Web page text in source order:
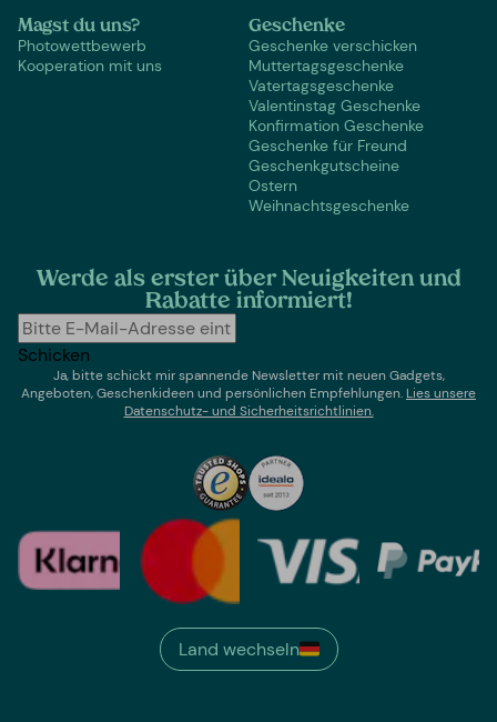
Magst du uns?
Photowettbewerb
Kooperation mit uns
Geschenke
Geschenke verschicken
Muttertagsgeschenke
Vatertagsgeschenke
Valentinstag Geschenke
Konfirmation Geschenke
Geschenke für Freund
Geschenkgutscheine
Ostern
Weihnachtsgeschenke
Werde als erster über Neuigkeiten und
Rabatte informiert!
Schicken
Ja, bitte schickt mir spannende Newsletter mit neuen Gadgets,
Angeboten, Geschenkideen und persönlichen Empfehlungen. Lies unsere
Datenschutz- und Sicherheitsrichtlinien.
Land wechseln